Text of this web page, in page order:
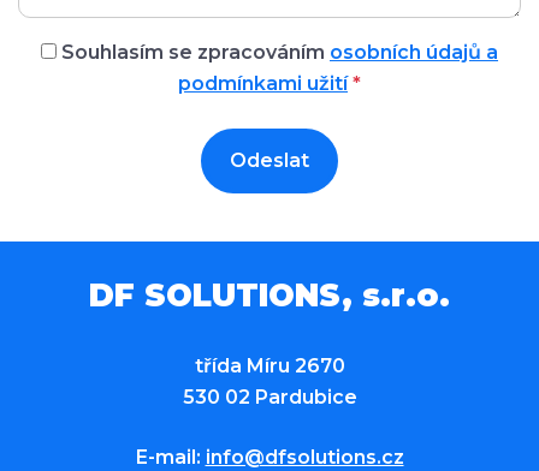
Souhlasím se zpracováním osobních údajů a
podmínkami užití *
Odeslat
DF SOLUTIONS, s.r.o.
třída Míru 2670
530 02 Pardubice
E-mail: info@dfsolutions.cz